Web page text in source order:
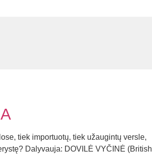
tiek importuotų, tiek užaugintų versle,
Dalyvauja: DOVILĖ VYČINĖ (British